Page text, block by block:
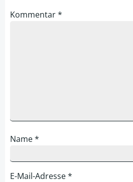
Kommentar*
Name*
E-Mail-Adresse*